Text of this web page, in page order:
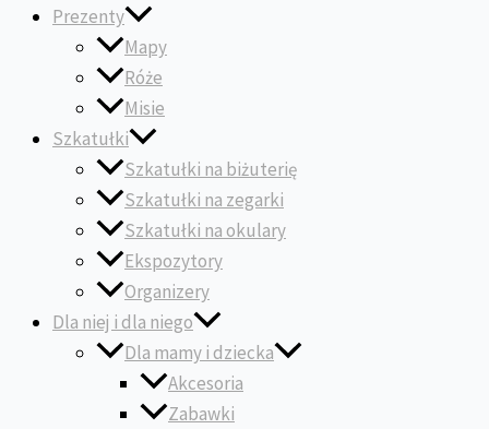
Prezenty
Mapy
Róże
Misie
Szkatułki
Szkatułki na biżuterię
Szkatułki na zegarki
Szkatułki na okulary
Ekspozytory
Organizery
Dla niej i dla niego
Dla mamy i dziecka
Akcesoria
Zabawki